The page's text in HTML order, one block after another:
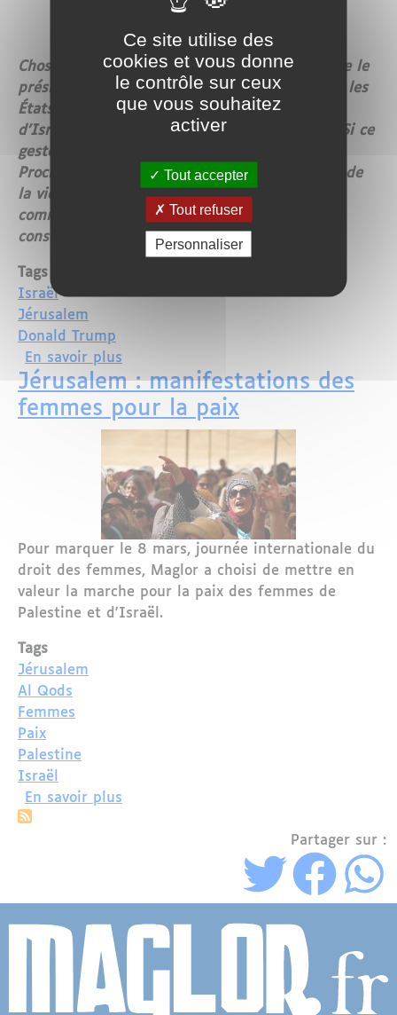
Chose promise, chose due. Cinq mois après que le
président Donald Trump en eut fait l’annonce, les
États-Unis inaugureront lundi leur ambassade
d’Israël à Jérusalem, ville au statut contesté. Si ce
geste hautement symbolique suscite l’ire au
Proche-Orient, laissant présager une escalade de
la violence au cours de la semaine, il laisse la
communauté internationale plutôt de marbre,
constatent des experts.
Tags
Israël
Jérusalem
Donald Trump
En savoir plus
Jérusalem : manifestations des
femmes pour la paix
Pour marquer le 8 mars, journée internationale du
droit des femmes, Maglor a choisi de mettre en
valeur la marche pour la paix des femmes de
Palestine et d'Israël.
Tags
Jérusalem
Al Qods
Femmes
Paix
Palestine
Israël
En savoir plus
Partager sur :
Ce site utilise des
cookies et vous donne
le contrôle sur ceux
que vous souhaitez
activer
Tout accepter
Tout refuser
Personnaliser